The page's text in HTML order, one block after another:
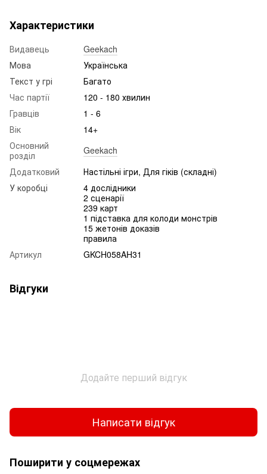
Характеристики
Видавець
Geekach
Мова
Українська
Текст у грі
Багато
Час партії
120 - 180 хвилин
Гравців
1 - 6
Вік
14+
Основний
розділ
Geekach
Додатковий
Настільні ігри, Для гіків (складні)
У коробці
4 дослідники
2 сценарії
239 карт
1 підставка для колоди монстрів
15 жетонів доказів
правила
Артикул
GKCH058AH31
Відгуки
Додайте перший відгук
Написати відгук
Поширити у соцмережах